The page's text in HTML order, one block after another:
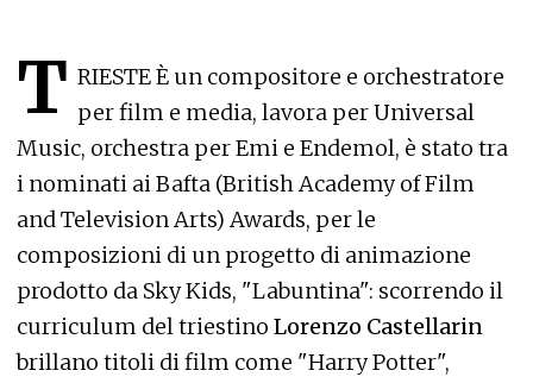
T RIESTE È un compositore e orchestratore
per film e media, lavora per Universal
Music, orchestra per Emi e Endemol, è stato tra
i nominati ai Bafta (British Academy of Film
and Television Arts) Awards, per le
composizioni di un progetto di animazione
prodotto da Sky Kids, "Labuntina": scorrendo il
curriculum del triestino Lorenzo Castellarin
brillano titoli di film come "Harry Potter",